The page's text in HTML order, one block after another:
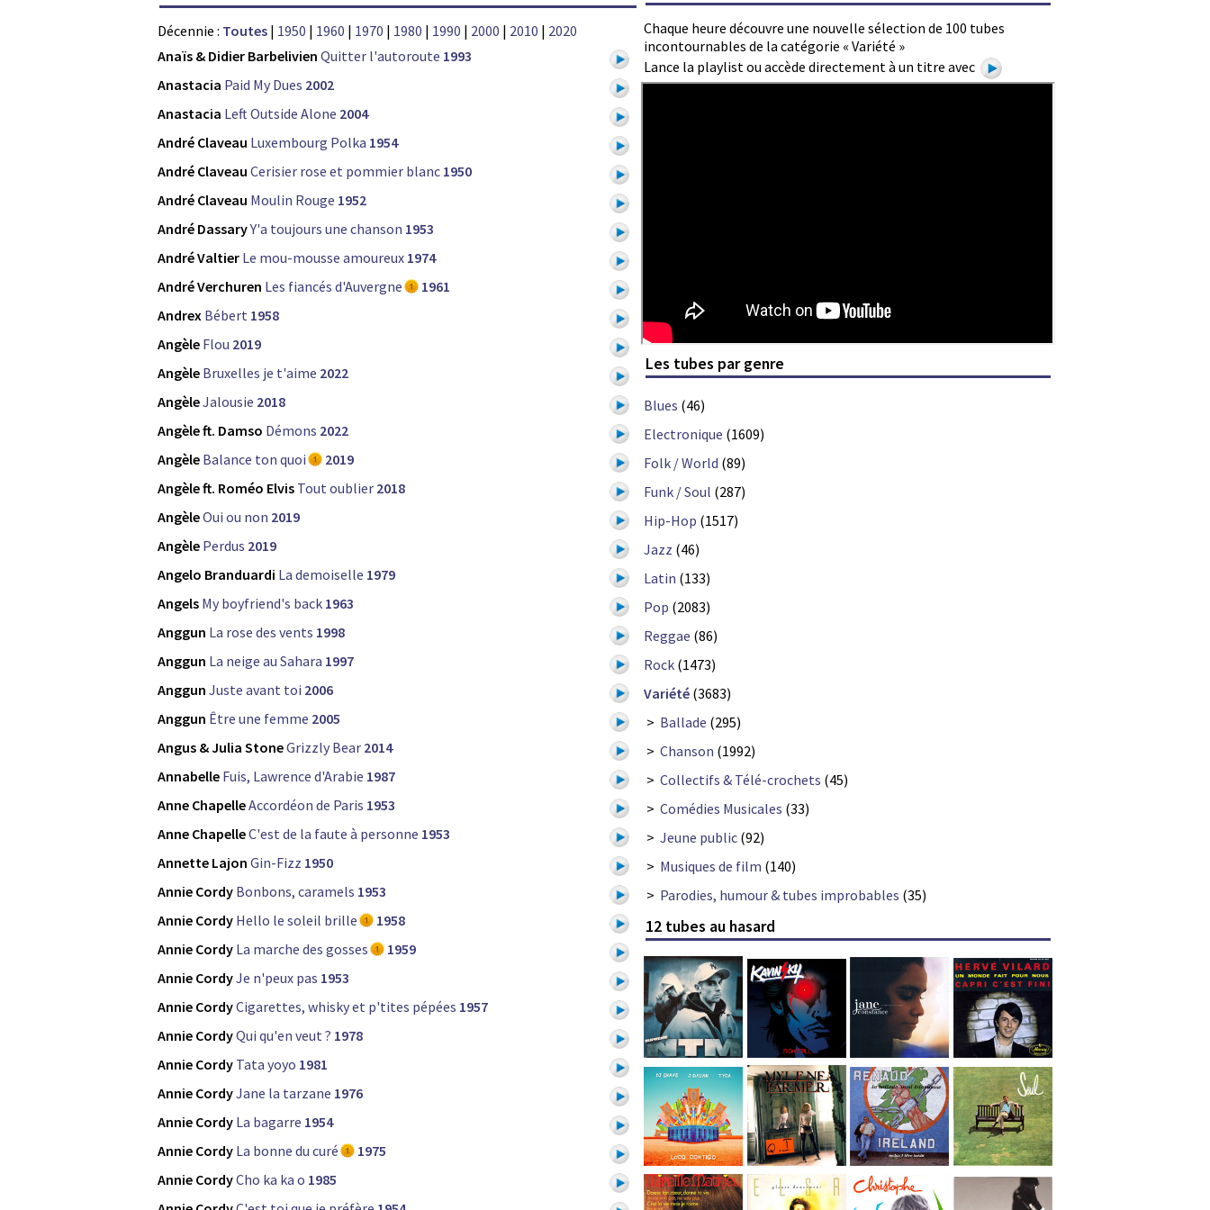
Chaque heure découvre une nouvelle sélection de 100 tubes
incontournables de la catégorie « Variété »
Lance la playlist ou accède directement à un titre avec
Décennie : Toutes | 1950 | 1960 | 1970 | 1980 | 1990 | 2000 | 2010 | 2020
Anaïs & Didier Barbelivien Quitter l'autoroute 1993
Anastacia Paid My Dues 2002
Anastacia Left Outside Alone 2004
André Claveau Luxembourg Polka 1954
André Claveau Cerisier rose et pommier blanc 1950
André Claveau Moulin Rouge 1952
André DassaryY'a toujours une chanson 1953
André Valtier Le mou-mousse amoureux 1974
André Verchuren Les fiancés d'Auvergne
1961
Andrex Bébert 1958
Angèle Flou 2019
Angèle Bruxelles je t'aime 2022
AngèleJalousie 2018
Angèle ft. Damso Démons 2022
Angèle Balance ton quoi
2019
Angèle ft. Roméo Elvis Tout oublier 2018
AngèleOui ou non 2019
Angèle Perdus 2019
Angelo Branduardi La demoiselle 1979
Angels My boyfriend's back 1963
Anggun La rose des vents 1998
Anggun La neige au Sahara 1997
Anggun Juste avant toi 2006
Anggun Être une femme 2005
Angus & Julia StoneGrizzly Bear 2014
Annabelle Fuis, Lawrence d'Arabie 1987
Anne ChapelleAccordéon de Paris 1953
Anne ChapelleC'est de la faute à personne 1953
Annette Lajon Gin-Fizz 1950
Annie Cordy Bonbons, caramels 1953
Annie Cordy Hello le soleil brille
1958
Annie Cordy La marche des gosses
1959
Annie CordyJe n'peux pas 1953
Annie CordyCigarettes, whisky et p'tites pépées 1957
Annie CordyQui qu'en veut ? 1978
Annie Cordy Tata yoyo 1981
Annie CordyJane la tarzane 1976
Annie Cordy La bagarre 1954
Annie Cordy La bonne du curé
1975
Annie CordyCho ka ka o 1985
Les tubes par genre
Blues (46)
Electronique (1609)
Folk / World (89)
Funk / Soul (287)
Hip-Hop (1517)
Jazz (46)
Latin (133)
Pop (2083)
Reggae (86)
Rock (1473)
Variété (3683)
> Ballade (295)
> Chanson (1992)
> Collectifs & Télé-crochets (45)
> Comédies Musicales (33)
> Jeune public (92)
> Musiques de film (140)
> Parodies, humour & tubes improbables (35)
12 tubes au hasard